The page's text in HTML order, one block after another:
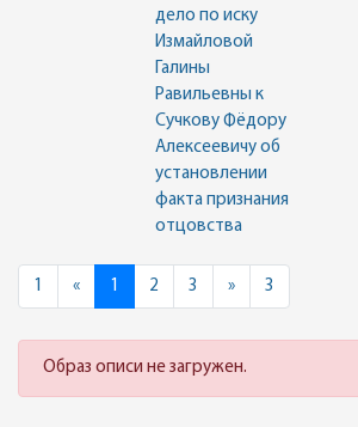
дело по иску
Измайловой
Галины
Равильевны к
Сучкову Фёдору
Алексеевичу об
установлении
факта признания
отцовства
1 «Previous
1 2 3 »Next3
Образ описи не загружен.